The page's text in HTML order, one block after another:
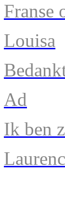
Franse
Louisa
Ad
Ik ben